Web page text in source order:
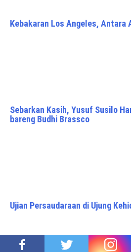
Kebakaran Los Angeles, Antara
Sebarkan Kasih, Yusuf Susilo
bareng Budhi Brassco
Ujian Persaudaraan di Ujung